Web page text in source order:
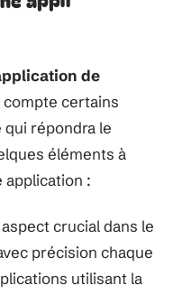
de
certains
répondra le
éléments à
application :
crucial dans le
précision chaque
utilisant la